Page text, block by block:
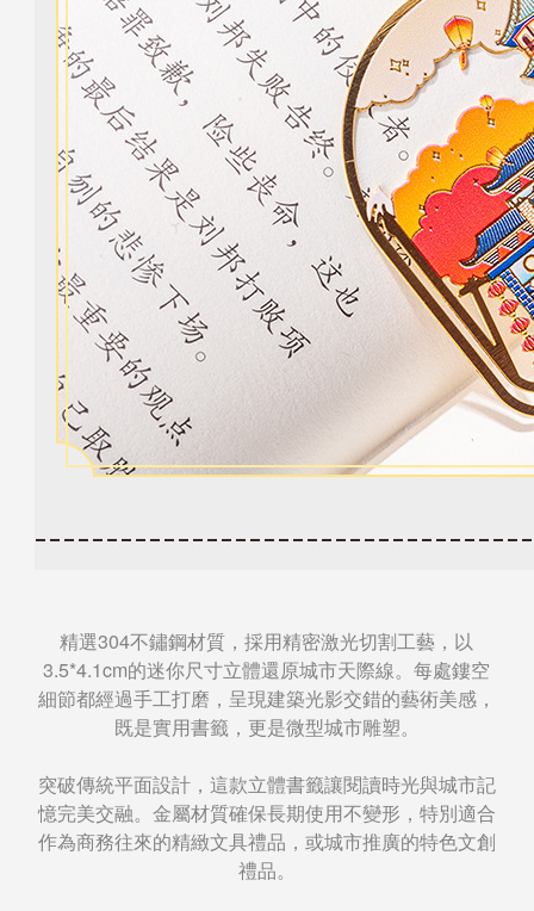
精選304不鏽鋼材質，採用精密激光切割工藝，以
3.5*4.1cm的迷你尺寸立體還原城市天際線。每處鏤空
細節都經過手工打磨，呈現建築光影交錯的藝術美感，
既是實用書籤，更是微型城市雕塑。
突破傳統平面設計，這款立體書籤讓閱讀時光與城市記
憶完美交融。金屬材質確保長期使用不變形，特別適合
作為商務往來的精緻文具禮品，或城市推廣的特色文創
禮品。